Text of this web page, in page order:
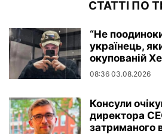
СТАТТІ ПО
“Не
українець,
окупованій
08:36 03.08.2026
Консули
директора
затриманого